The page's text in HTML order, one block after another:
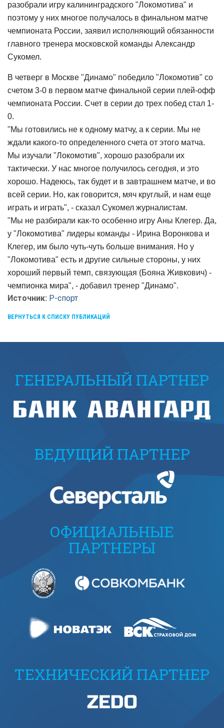
разобрали игру калининградского "Локомотива" и
поэтому у них многое получалось в финальном матче
чемпионата России, заявил исполняющий обязанности
главного тренера московской команды Александр
Сукомел.
В четверг в Москве "Динамо" победило "Локомотив" со
счетом 3-0 в первом матче финальной серии плей-офф
чемпионата России. Счет в серии до трех побед стал 1-
0.
"Мы готовились не к одному матчу, а к серии. Мы не
ждали какого-то определенного счета от этого матча.
Мы изучали "Локомотив", хорошо разобрали их
тактически. У нас многое получилось сегодня, и это
хорошо. Надеюсь, так будет и в завтрашнем матче, и во
всей серии. Но, как говорится, мяч круглый, и нам еще
играть и играть", - сказал Сукомел журналистам.
"Мы не разбирали как-то особенно игру Аны Клегер. Да,
у "Локомотива" лидеры команды - Ирина Воронкова и
Клегер, им было чуть-чуть больше внимания. Но у
"Локомотива" есть и другие сильные стороны, у них
хороший первый темп, связующая (Бояна Живкович) -
чемпионка мира", - добавил тренер "Динамо".
Источник: Р-спорт
ВЕРНУТЬСЯ К СПИСКУ ПУБЛИКАЦИЙ
ГЕНЕРАЛЬНЫЙ ПАРТНЕР
ВЕДУЩИЙ ПАРТНЕР
ОФИЦИАЛЬНЫЕ
ПАРТНЕРЫ
ТЕХНИЧЕСКИЙ ПАРТНЕР